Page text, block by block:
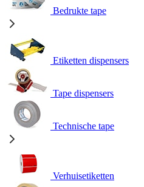
Bedrukte tape
Etiketten dispensers
Tape dispensers
Technische tape
Verhuisetiketten